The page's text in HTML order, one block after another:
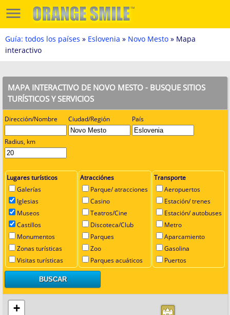
Guía: todos los países » Eslovenia » Novo Mesto » Mapa
interactivo
MAPA INTERACTIVO DE NOVO MESTO - BUSQUE SITIOS
TURÍSTICOS Y SERVICIOS
Dirección/Nombre Ciudad/Región País
Radius, km
Lugares turísticos
Galerías
Iglesias
Museos
Castillos
Monumentos
Zonas turísticas
Visitas turísticas
Atracciónes
Parque/ atracciones
Casino
Teatros/Cine
Discoteca/Club
Parques
Zoo
Parques acuáticos
Transporte
Aeropuertos
Estación/ trenes
Estación/ autobuses
Metro
Aparcamiento
Gasolina
Puertos
+